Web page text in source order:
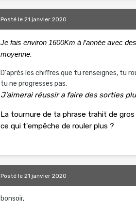
Postéle 21 janvier 2020
Je fais environ 1600Km à l’année avec
moyenne.
D'après les chiffres que tu renseignes, tu
tu ne progresses pas.
J'aimerai réussir a faire des sorties
La tournure de ta phrase trahit de
ce qui t'empêche de rouler plus ?
Postéle 21 janvier 2020
bonsoir,